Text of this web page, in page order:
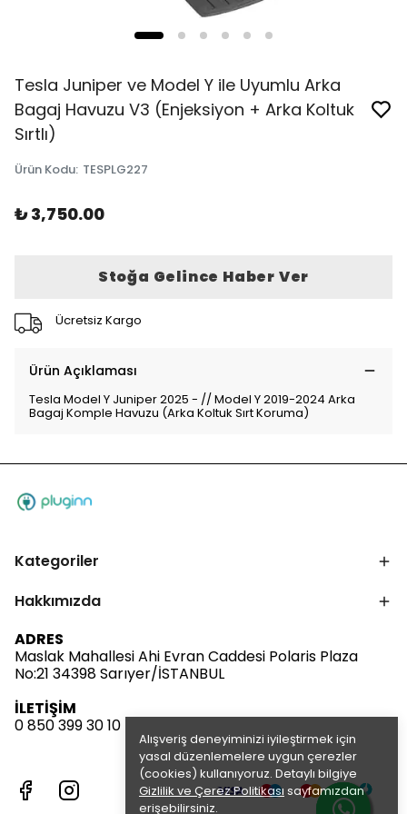
Alışveriş deneyiminizi iyileştirmek için
yasal düzenlemelere uygun çerezler
(cookies) kullanıyoruz. Detaylı bilgiye
Gizlilik ve Çerez Politikası sayfamızdan
erişebilirsiniz.
Tesla Juniper ve Model Y ile Uyumlu Arka
Bagaj Havuzu V3 (Enjeksiyon + Arka Koltuk
Sırtlı)
Ürün Kodu: TESPLG227
₺ 3,750.00
Stoğa Gelince Haber Ver
Ücretsiz Kargo
Ürün Açıklaması
Tesla Model Y Juniper 2025 - // Model Y 2019-2024 Arka
Bagaj Komple Havuzu (Arka Koltuk Sırt Koruma)
Kategoriler
Hakkımızda
ADRES
Maslak Mahallesi Ahi Evran Caddesi Polaris Plaza
No:21 34398 Sarıyer/İSTANBUL
İLETİŞİM
0 850 399 30 10